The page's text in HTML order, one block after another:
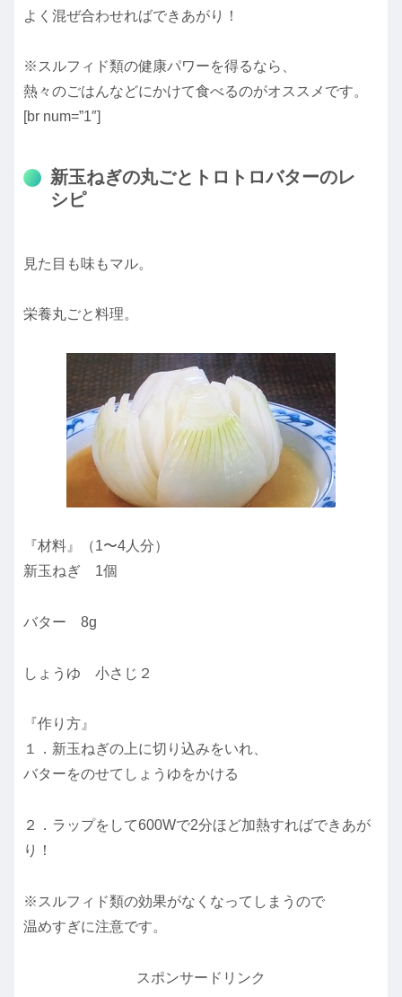
よく混ぜ合わせればできあがり！
※スルフィド類の健康パワーを得るなら、
熱々のごはんなどにかけて食べるのがオススメです。
[br num=”1″]
新玉ねぎの丸ごとトロトロバターのレ
シピ
見た目も味もマル。
栄養丸ごと料理。
『材料』（1〜4人分）
新玉ねぎ 1個
バター 8g
しょうゆ 小さじ２
『作り方』
１．新玉ねぎの上に切り込みをいれ、
バターをのせてしょうゆをかける
２．ラップをして600Wで2分ほど加熱すればできあが
り！
※スルフィド類の効果がなくなってしまうので
温めすぎに注意です。
スポンサードリンク